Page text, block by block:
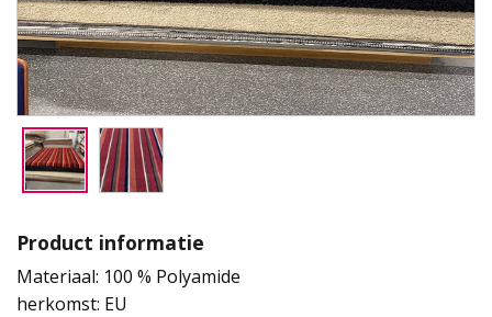
Product informatie
Materiaal: 100 % Polyamide
herkomst: EU